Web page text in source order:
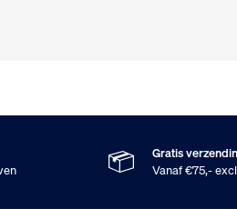
Gratis
Vanaf €75,-